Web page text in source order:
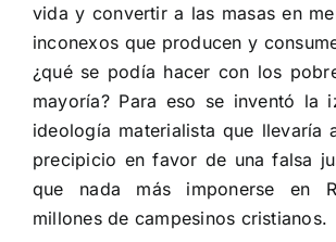
vida y convertir a las masas en
inconexos que producen y
¿qué se podía hacer con los
mayoría? Para eso se inventó la
ideología materialista que llevaría
precipicio en favor de una falsa
que nada más imponerse en
millones de campesinos cristianos.